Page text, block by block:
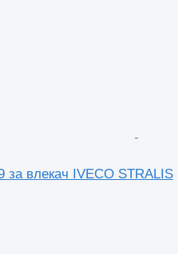
за влекач IVECO STRALIS